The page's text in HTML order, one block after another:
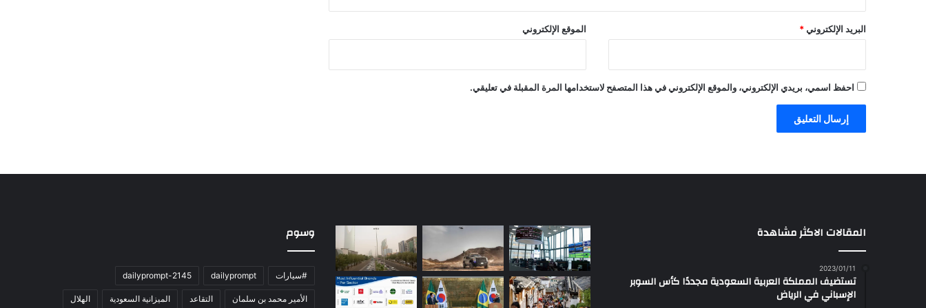
البريد الإلكتروني* الموقع الإلكتروني
احفظ اسمي، بريدي الإلكتروني، والموقع الإلكتروني في هذا المتصفح لاستخدامها المرة المقبلة في تعليقي.
المقالات الاكثر مشاهدة
2023/01/11
تستضيف المملكة العربية السعودية مجددًا كأس السوبر
الإسباني في الرياض
وسوم
#سيارات dailyprompt
dailyprompt-2145
الأمير محمد بن سلمان التقاعد الميزانية السعودية الهلال